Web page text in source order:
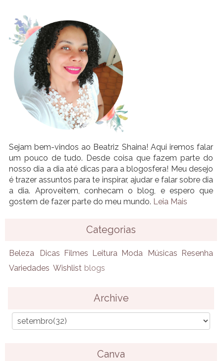
Sejam bem-vindos ao Beatriz Shaina! Aqui iremos falar
um pouco de tudo. Desde coisa que fazem parte do
nosso dia a dia até dicas para a blogosfera! Meu desejo
é trazer assuntos para te inspirar, ajudar e falar sobre dia
a dia. Aproveitem, conhecam o blog, e espero que
gostem de fazer parte do meu mundo. Leia Mais
Categorias
Beleza Dicas Filmes Leitura Moda Músicas
Resenha
Variedades Wishlist blogs
Archive
Canva